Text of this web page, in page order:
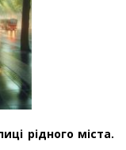
рідного міста.